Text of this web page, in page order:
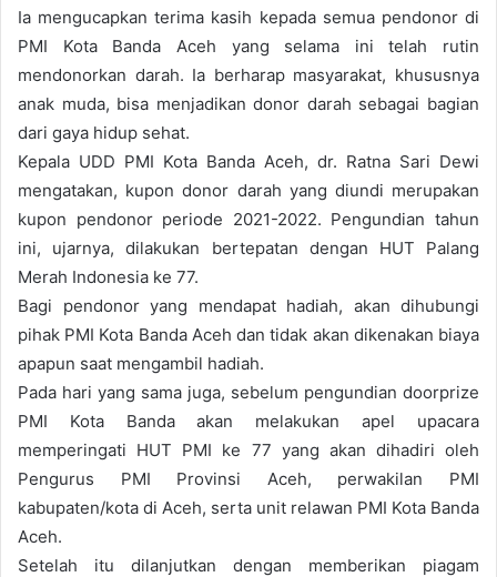
Ia mengucapkan terima kasih kepada semua pendonor di
PMI Kota Banda Aceh yang selama ini telah rutin
mendonorkan darah. Ia berharap masyarakat, khususnya
anak muda, bisa menjadikan donor darah sebagai bagian
dari gaya hidup sehat.
Kepala UDD PMI Kota Banda Aceh, dr. Ratna Sari Dewi
mengatakan, kupon donor darah yang diundi merupakan
kupon pendonor periode 2021-2022. Pengundian tahun
ini, ujarnya, dilakukan bertepatan dengan HUT Palang
Merah Indonesia ke 77.
Bagi pendonor yang mendapat hadiah, akan dihubungi
pihak PMI Kota Banda Aceh dan tidak akan dikenakan biaya
apapun saat mengambil hadiah.
Pada hari yang sama juga, sebelum pengundian doorprize
PMI Kota Banda akan melakukan apel upacara
memperingati HUT PMI ke 77 yang akan dihadiri oleh
Pengurus PMI Provinsi Aceh, perwakilan PMI
kabupaten/kota di Aceh, serta unit relawan PMI Kota Banda
Aceh.
Setelah itu dilanjutkan dengan memberikan piagam